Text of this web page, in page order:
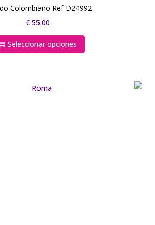
Colombiano Ref-D24992
€55.00
Seleccionar opciones